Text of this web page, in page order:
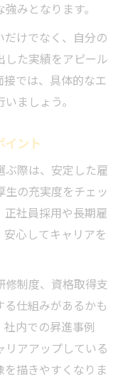
みとなります。
けでなく、自分の
た実績をアピール
では、具体的なエ
ましょう。
ント
ぶ際は、安定した雇
の充実度をチェッ
正社員採用や長期雇
心してキャリアを
修制度、資格取得支
仕組みがあるかも
内での昇進事例
アアップしている
描きやすくなりま